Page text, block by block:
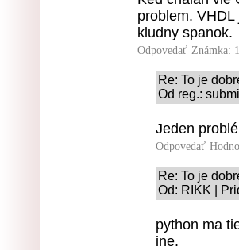
problem.
kludny spanok.
Odpovedať Známka:
Re: To je
Od reg.:
Jeden
Odpovedať
Re: To je
Od: RIKK |
python ma
ine.